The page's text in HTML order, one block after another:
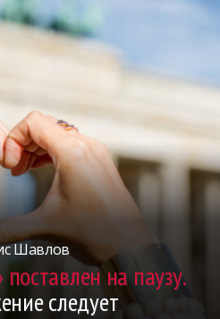
Шавлов
на паузу.
следует